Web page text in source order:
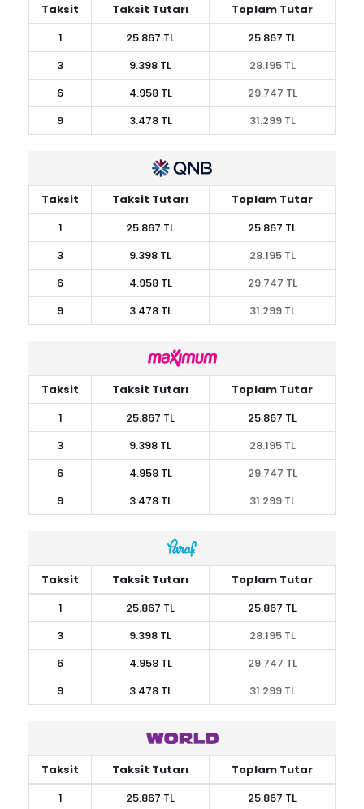
Taksit Taksit Tutarı
Toplam Tutar
1
25.867 TL
25.867 TL
3
9.398 TL
28.195 TL
6
4.958 TL
29.747 TL
9
3.478 TL 31.299 TL
Taksit Taksit Tutarı
Toplam Tutar
1
25.867 TL
25.867 TL
3
9.398 TL
28.195 TL
6
4.958 TL
29.747 TL
9
3.478 TL 31.299 TL
Taksit Taksit Tutarı
Toplam Tutar
1
25.867 TL
25.867 TL
3
9.398 TL
28.195 TL
6
4.958 TL
29.747 TL
9
3.478 TL 31.299 TL
Taksit Taksit Tutarı
Toplam Tutar
1
25.867 TL
25.867 TL
3
9.398 TL
28.195 TL
6
4.958 TL
29.747 TL
9
3.478 TL 31.299 TL
Taksit Taksit Tutarı
Toplam Tutar
1
25.867 TL
25.867 TL